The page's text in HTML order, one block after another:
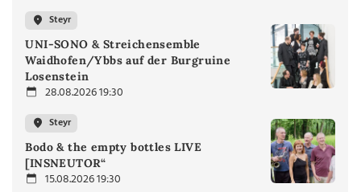
Steyr
UNI-SONO & Streichensemble
Waidhofen/Ybbs auf der Burgruine
Losenstein
28.08.2026 19:30
Steyr
Bodo & the empty bottles LIVE
[INSNEUTOR“
15.08.2026 19:30